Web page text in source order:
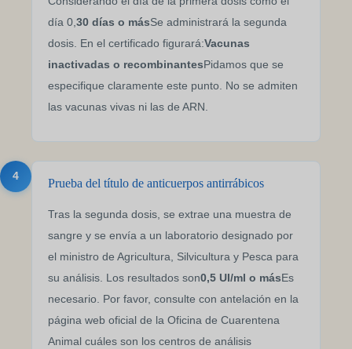
día 0, 30 días o másSe administrará la segunda
dosis. En el certificado figurará:Vacunas
inactivadas o recombinantesPidamos que se
especifique claramente este punto. No se admiten
las vacunas vivas ni las de ARN.
4
Prueba del título de anticuerpos antirrábicos
Tras la segunda dosis, se extrae una muestra de
sangre y se envía a un laboratorio designado por
el ministro de Agricultura, Silvicultura y Pesca para
su análisis. Los resultados son0,5 UI/ml o másEs
necesario. Por favor, consulte con antelación en la
página web oficial de la Oficina de Cuarentena
Animal cuáles son los centros de análisis